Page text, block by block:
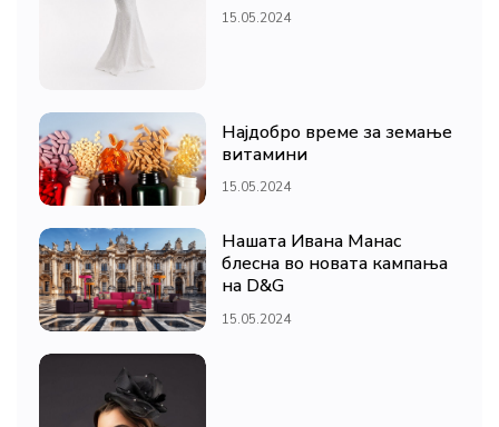
15.05.2024
Најдобро време за земање
витамини
15.05.2024
Нашата Ивана Манас
блесна во новата кампања
на D&G
15.05.2024